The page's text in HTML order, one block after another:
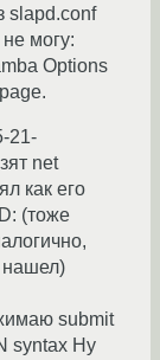
slapd.conf
могу:
Options
21-
net
как его
(тоже
нашел)
submit
syntax Ну